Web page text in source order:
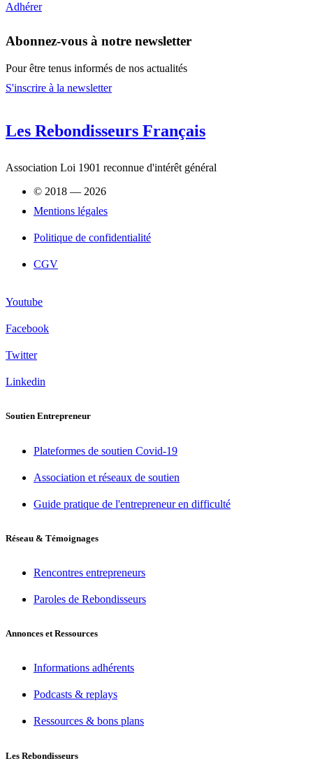
Adhérer
Abonnez-vous à notre newsletter
Pour être tenus informés de nos actualités
S'inscrire à la newsletter
Les Rebondisseurs Français
Association Loi 1901 reconnue d'intérêt général
© 2018 — 2026
Mentions légales
Politique de confidentialité
CGV
Youtube
Facebook
Twitter
Linkedin
Soutien Entrepreneur
Plateformes de soutien Covid-19
Association et réseaux de soutien
Guide pratique de l'entrepreneur en difficulté
Réseau & Témoignages
Rencontres entrepreneurs
Paroles de Rebondisseurs
Annonces et Ressources
Informations adhérents
Podcasts & replays
Ressources & bons plans
Les Rebondisseurs